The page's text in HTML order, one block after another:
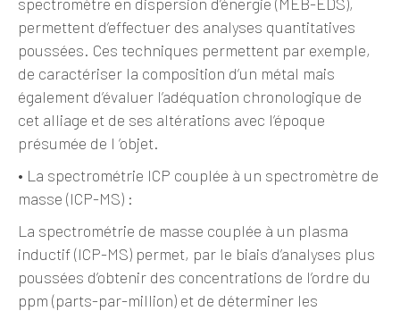
permettent d’effectuer des analyses quantitatives
poussées. Ces techniques permettent par exemple,
de caractériser la composition d’un métal mais
également d’évaluer l’adéquation chronologique de
cet alliage et de ses altérations avec l’époque
présumée de l ’objet.
• La spectrométrie ICP couplée à un spectromètre de
masse (ICP-MS) :
La spectrométrie de masse couplée à un plasma
inductif (ICP-MS) permet, par le biais d’analyses plus
poussées d’obtenir des concentrations de l’ordre du
ppm (parts-par-million) et de déterminer les